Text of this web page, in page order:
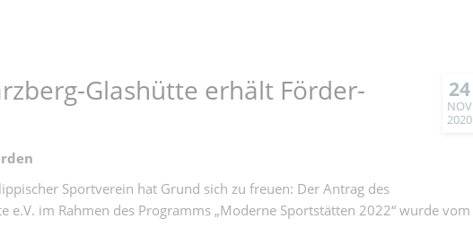
24
NOV
2020
Glashütte erhält Förder-
Sportverein hat Grund sich zu freuen: Der Antrag des
e.V. im Rahmen des Programms „Moderne Sportstätten 2022“ wurde vom